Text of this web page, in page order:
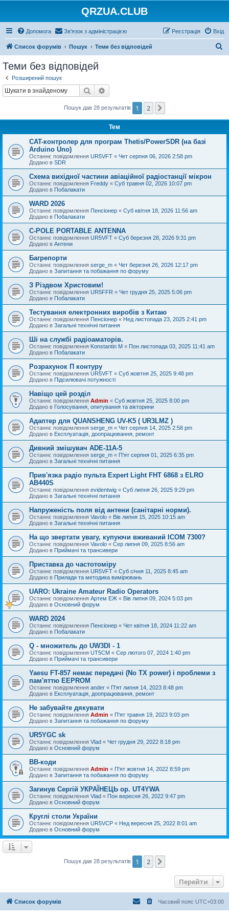
QRZUA.CLUB
Допомога Зв'язок з адміністрацією Вхід
Реєстрація
Список форумів Пошук Теми без відповідей
Теми без відповідей
Розширений пошук
Пошук
Пошук дав 28 результатів 1 2
Тем
CAT-контролер для програм Thetis/PowerSDR (на базі
Arduino Uno)
Останнє повідомлення UR5VFT « Чет серпня 06, 2026 2:58 pm
Додано в SDR
Схема вихідної частини авіаційної радіостанції мікрон
Останнє повідомлення Freddy « Суб травня 02, 2026 10:07 pm
Додано в Побалакати
WARD 2026
Останнє повідомлення Пенсіонер « Суб квітня 18, 2026 11:56 am
Додано в Побалакати
C-POLE PORTABLE ANTENNA
Останнє повідомлення UR5VFT « Суб березня 28, 2026 9:31 pm
Додано в Антени
Багрепорти
Останнє повідомлення serge_m « Чет березня 26, 2026 12:17 pm
Додано в Запитання та побажання по форуму
З Різдвом Христовим!
Останнє повідомлення UR5FFR « Чет грудня 25, 2025 5:06 pm
Додано в Побалакати
Тестування електронних виробів з Китаю
Останнє повідомлення Пенсіонер « Нед листопада 23, 2025 2:41 pm
Додано в Загальні технічні питання
Ші на службі радіоаматорів.
Останнє повідомлення Konstantin M « Пон листопада 03, 2025 11:41 am
Додано в Побалакати
Розрахунок П контуру
Останнє повідомлення UR5VFT « Суб жовтня 25, 2025 9:48 pm
Додано в Підсилювачі потужності
Навіщо цей розділ
Останнє повідомлення Admin « Суб жовтня 25, 2025 8:00 pm
Додано в Голосування, опитування та вікторини
Адаптер для QUANSHENG UV-K5 ( UR3LMZ )
Останнє повідомлення serge_m « Чет серпня 14, 2025 2:58 pm
Додано в Експлуатація, доопрацювання, ремонт
Дивний змішувач ADE-11A-5
Останнє повідомлення serge_m « П'ят серпня 01, 2025 6:35 pm
Додано в Загальні технічні питання
Прив'язка радіо пульта Expert Light FHT 6868 з ELRO
AB440S
Останнє повідомлення evidentwig « Суб липня 26, 2025 9:29 pm
Додано в Загальні технічні питання
Напруженість поля від антени (санітарні норми).
Останнє повідомлення Vavolo « Вів липня 15, 2025 10:15 am
Додано в Загальні технічні питання
На що звертати увагу, купуючи вживаний ICOM 7300?
Останнє повідомлення Vavolo « Сер липня 09, 2025 8:56 am
Додано в Приймачі та трансивери
Приставка до частотоміру
Останнє повідомлення UR5VFT « Суб січня 11, 2025 8:45 am
Додано в Прилади та методика вимірювань
UARO: Ukraine Аmateur Radio Operators
Останнє повідомлення Артем ЕЖ « Вів липня 09, 2024 5:03 pm
Додано в Основний форум
WARD 2024
Останнє повідомлення Пенсіонер « Чет квітня 18, 2024 11:22 am
Додано в Побалакати
Q - множитель до UW3DI - 1
Останнє повідомлення UT5CM « Сер лютого 07, 2024 1:40 pm
Додано в Приймачі та трансивери
Yaesu FT-857 немає передачі (No TX power) і проблеми з
пам'яттю EEPROM
Останнє повідомлення ander « П'ят липня 14, 2023 8:48 pm
Додано в Експлуатація, доопрацювання, ремонт
Не забувайте дякувати
Останнє повідомлення Admin « П'ят травня 19, 2023 9:03 pm
Додано в Запитання та побажання по форуму
UR5YGC sk
Останнє повідомлення Vlad « Чет грудня 29, 2022 8:18 pm
Додано в Основний форум
BB-коди
Останнє повідомлення Admin « П'ят жовтня 14, 2022 8:59 pm
Додано в Запитання та побажання по форуму
Загинув Сергій УКРАЇНЕЦЬ op. UT4YWA
Останнє повідомлення Vlad « Пон вересня 26, 2022 9:47 pm
Додано в Основний форум
Круглі столи України
Останнє повідомлення UR5VCP « Нед вересня 25, 2022 8:01 am
Додано в Основний форум
Пошук дав 28 результатів 1 2
Перейти
Список форумів Часовий пояс UTC+03:00